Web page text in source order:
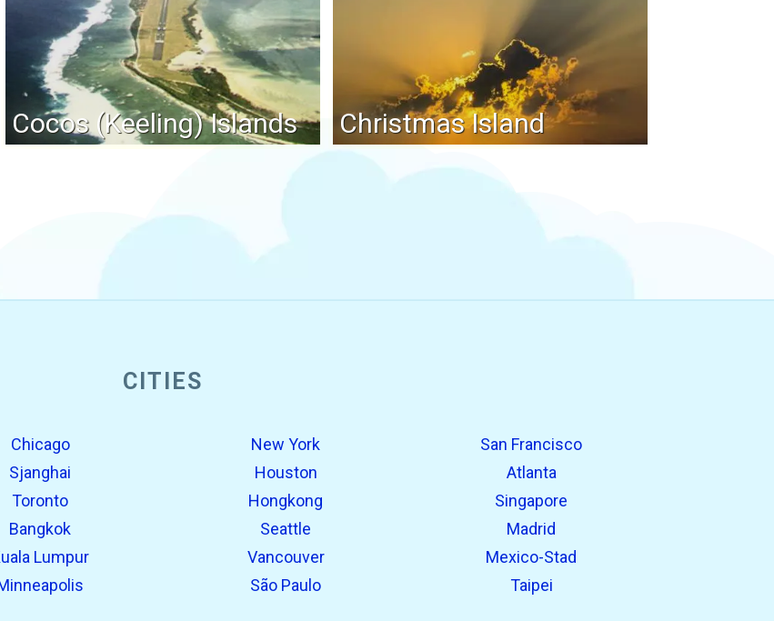
Cocos (Keeling) Islands Christmas Island
CITIES
Chicago New York
San Francisco
Sjanghai Houston
Atlanta
Toronto Hongkong
Singapore
Bangkok Seattle
Madrid
Lumpur Vancouver
Mexico-Stad
São Paulo Taipei